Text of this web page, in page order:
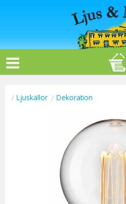
Ljuskällor Dekoration